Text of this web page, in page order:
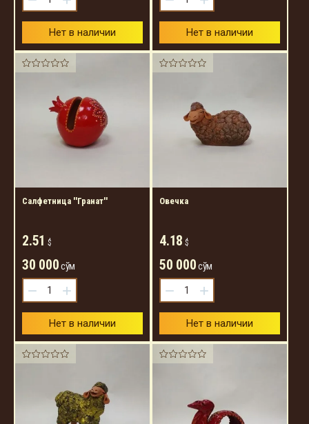
Нет в наличии Нет в наличии
Салфетница ''Гранат''
2.51 $
30 000сўм
− +
Нет в наличии
Овечка
4.18 $
50 000сўм
− +
Нет в наличии